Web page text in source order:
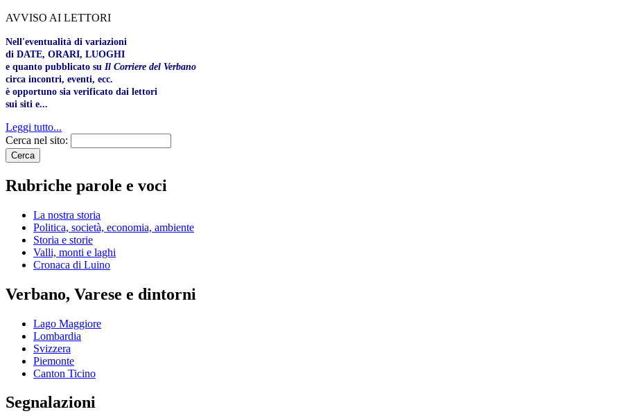
AVVISO AI LETTORI
Nell'eventualità di variazioni
di DATE, ORARI, LUOGHI
e quanto pubblicato su Il Corriere del Verbano
circa incontri, eventi, ecc.
è opportuno sia verificato dai lettori
sui siti e...
Leggi tutto...
Cerca nel sito:
Rubriche parole e voci
La nostra storia
Politica, società, economia, ambiente
Storia e storie
Valli, monti e laghi
Cronaca di Luino
Verbano, Varese e dintorni
Lago Maggiore
Lombardia
Svizzera
Piemonte
Canton Ticino
Segnalazioni